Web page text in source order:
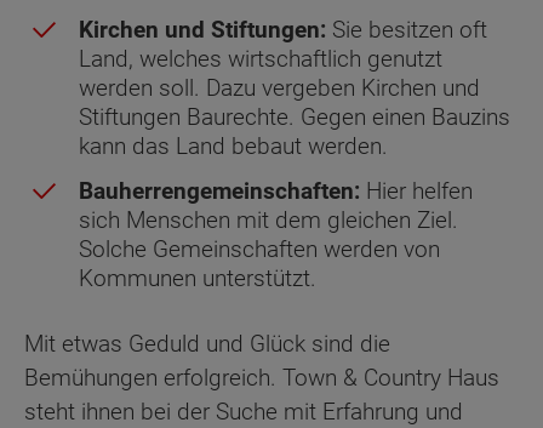
Kirchen und Stiftungen: Sie besitzen oft
Land, welches wirtschaftlich genutzt
werden soll. Dazu vergeben Kirchen und
Stiftungen Baurechte. Gegen einen Bauzins
kann das Land bebaut werden.
Bauherrengemeinschaften: Hier helfen
sich Menschen mit dem gleichen Ziel.
Solche Gemeinschaften werden von
Kommunen unterstützt.
Mit etwas Geduld und Glück sind die
Bemühungen erfolgreich. Town & Country Haus
steht ihnen bei der Suche mit Erfahrung und